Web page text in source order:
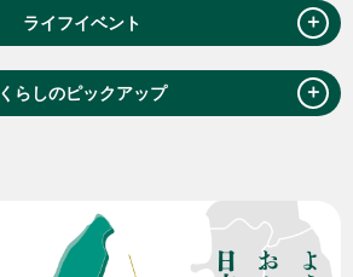
ライフイベント ＋
くらしのピックアップ ＋